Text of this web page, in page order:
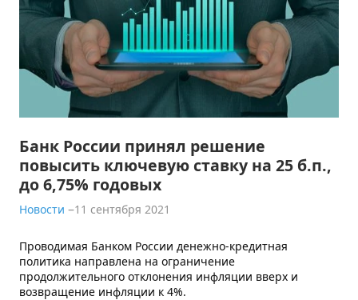
Банк России принял решение
повысить ключевую ставку на 25 б.п.,
до 6,75% годовых
Новости 11 сентября 2021
Проводимая Банком России денежно-кредитная
политика направлена на ограничение
продолжительного отклонения инфляции вверх и
возвращение инфляции к 4%.